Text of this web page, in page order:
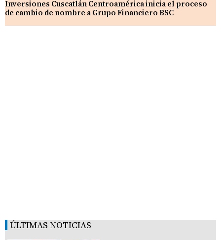
Inversiones Cuscatlán Centroamérica inicia el proceso
de cambio de nombre a Grupo Financiero BSC
ÚLTIMAS NOTICIAS